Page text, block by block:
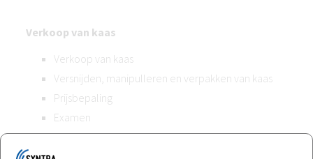
Verkoop van kaas
Verkoop van kaas
Versnijden, manipulleren en verpakken van kaas
Prijsbepaling
Examen